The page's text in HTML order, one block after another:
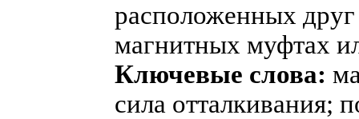
расположенных
магнитных муфтах
Ключевые слова:
сила отталкивания;